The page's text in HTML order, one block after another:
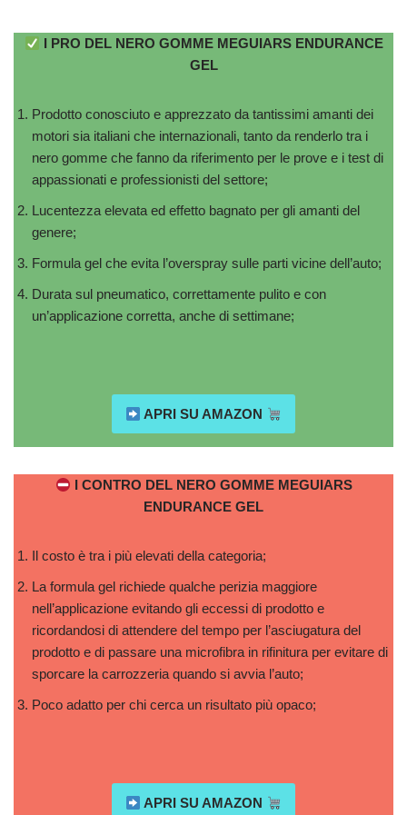
I PRO DEL NERO GOMME MEGUIARS ENDURANCE
GEL
Prodotto conosciuto e apprezzato da tantissimi amanti dei
motori sia italiani che internazionali, tanto da renderlo tra i
nero gomme che fanno da riferimento per le prove e i test di
appassionati e professionisti del settore;
Lucentezza elevata ed effetto bagnato per gli amanti del
genere;
Formula gel che evita l’overspray sulle parti vicine dell’auto;
Durata sul pneumatico, correttamente pulito e con
un’applicazione corretta, anche di settimane;
APRI SU AMAZON
I CONTRO DEL NERO GOMME MEGUIARS
ENDURANCE GEL
Il costo è tra i più elevati della categoria;
La formula gel richiede qualche perizia maggiore
nell’applicazione evitando gli eccessi di prodotto e
ricordandosi di attendere del tempo per l’asciugatura del
prodotto e di passare una microfibra in rifinitura per evitare di
sporcare la carrozzeria quando si avvia l’auto;
Poco adatto per chi cerca un risultato più opaco;
APRI SU AMAZON